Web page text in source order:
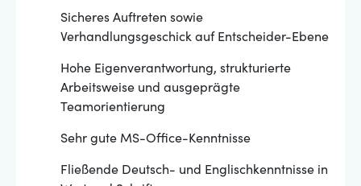
Sicheres Auftreten sowie
Verhandlungsgeschick auf Entscheider-Ebene
Hohe Eigenverantwortung, strukturierte
Arbeitsweise und ausgeprägte
Teamorientierung
Sehr gute MS-Office-Kenntnisse
Fließende Deutsch- und Englischkenntnisse in